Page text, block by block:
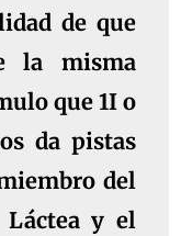
de que
la misma
que 1I o
da pistas
del
Láctea y el